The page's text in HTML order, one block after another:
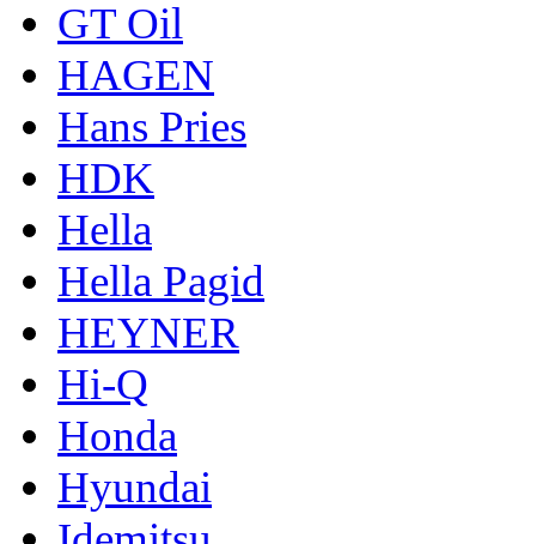
GT Oil
HAGEN
Hans Pries
HDK
Hella
Hella Pagid
HEYNER
Hi-Q
Honda
Hyundai